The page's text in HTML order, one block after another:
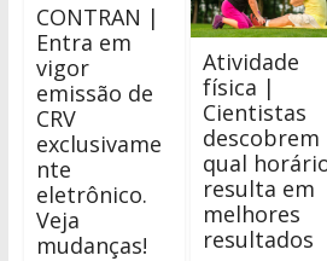
CONTRAN |
Entra em
vigor
emissão de
CRV
exclusivame
nte
eletrônico.
Veja
mudanças!
Atividade
física |
Cientistas
descobrem
qual
resulta em
melhores
resultados